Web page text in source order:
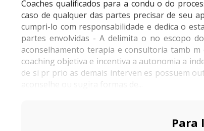
Coaches qualificados para a condu o do
caso de qualquer das partes precisar de seu
cumpri-lo com responsabilidade e dedica o
partes envolvidas - A delimita o no escopo
aconselhamento terapia e consultoria tamb
coaching objetiva e incentiva a autonomia a
de si pr prio as demais interven es possuem
Para